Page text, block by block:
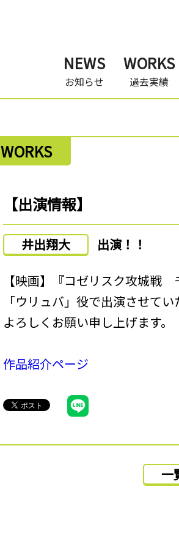
NEWS
お知らせ
WORKS
過去実績
WORKS
【出演情報】
井出翔大 出演！！
【映画】『コゼリスク攻城戦
「ウリュバ」役で出演させてい
よろしくお願い申し上げます。
作品紹介ページ
一